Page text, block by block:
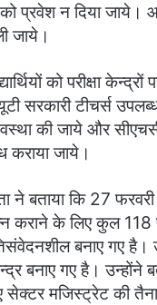
प्रवेश न दिया
जाये।
को परीक्षा
सरकारी टीचर्स
की जाये और
कराया जाये।
ने बताया कि 27
कराने के लिए कुल
बनाए गए है।
बनाए गए है। उन्होंने
मजिस्ट्रेट की